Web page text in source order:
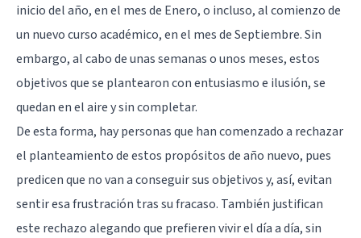
inicio del año, en el mes de Enero, o incluso, al comienzo de
un nuevo curso académico, en el mes de Septiembre. Sin
embargo, al cabo de unas semanas o unos meses, estos
objetivos que se plantearon con entusiasmo e ilusión, se
quedan en el aire y sin completar.
De esta forma, hay personas que han comenzado a rechazar
el planteamiento de estos propósitos de año nuevo, pues
predicen que no van a conseguir sus objetivos y, así, evitan
sentir esa frustración tras su fracaso. También justifican
este rechazo alegando que prefieren vivir el día a día, sin